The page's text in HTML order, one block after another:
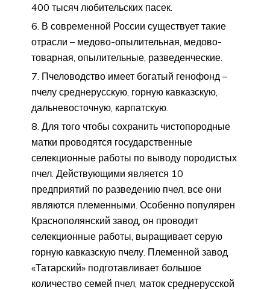
400 тысяч любительских пасек.
В современной России существует такие
отрасли – медово-опылительная, медово-
товарная, опылительные, разведенческие.
Пчеловодство имеет богатый генофонд –
пчелу среднерусскую, горную кавказскую,
дальневосточную, карпатскую.
Для того чтобы сохранить чистопородные
матки проводятся государственные
селекционные работы по выводу породистых
пчел. Действующими является 10
предприятий по разведению пчел, все они
являются племенными. Особенно популярен
Краснополянский завод, он проводит
селекционные работы, выращивает серую
горную кавказскую пчелу. Племенной завод
«Татарский» подготавливает большое
количество семей пчел, маток среднерусской